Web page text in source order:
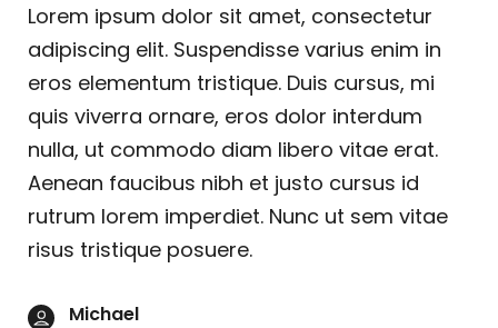
Lorem ipsum dolor sit amet, consectetur
adipiscing elit. Suspendisse varius enim in
eros elementum tristique. Duis cursus, mi
quis viverra ornare, eros dolor interdum
nulla, ut commodo diam libero vitae erat.
Aenean faucibus nibh et justo cursus id
rutrum lorem imperdiet. Nunc ut sem vitae
risus tristique posuere.
Michael